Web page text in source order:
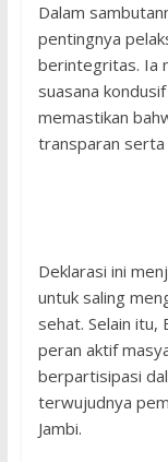
Dalam
pentingnya
berintegritas. Ia
suasana
memastikan
transparan serta
Deklarasi ini
untuk saling
sehat. Selain itu,
peran aktif
berpartisipasi
terwujudnya
Jambi.